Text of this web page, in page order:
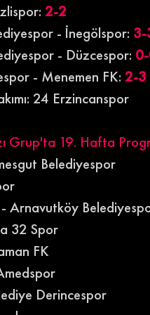
2-2
- İnegölspor: 3-
- Düzcespor:
- Menemen FK: 2-3
24 Erzincanspor
Grup'ta 19. Hafta
Belediyespor
Arnavutköy
32 Spor
FK
Derincespor